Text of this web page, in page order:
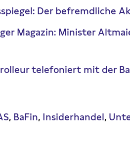
Der befremdliche
Magazin: Minister
telefoniert mit der
BaFin Insiderhandel